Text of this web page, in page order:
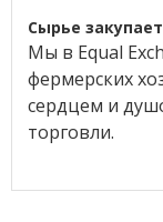
Сырье
Мы в Equal
фермерских
сердцем и
торговли.